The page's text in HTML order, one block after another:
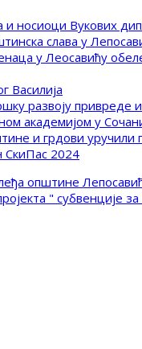
и носиоци Вукових
слава у
у Леосавићу
Василија
развоју
академијом у
и грдови
2024
" субвенције